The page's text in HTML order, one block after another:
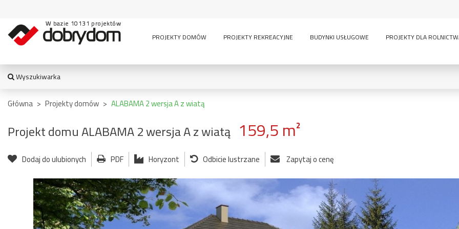
W bazie 10131 projektów
PROJEKTY DOMÓW
PROJEKTY REKREACYJNE BUDYNKI USŁUGOWE PROJEKTY DLA
Wyszukiwarka
WYSZUKIWARKA
TYPY BUDYNKU:
jednorodzinny
dwurodzinny
wielomieszkaniowy
letniskowy
pensjonaty,
zajazdy i inne
altana
garaż
garaż z częścią
mieszkalną
stajnia
bud.
gospodarczy
bud. socjalny
usługową
usługowe
wiata
garażowo-
magazynowe
inwentarskie
sauna wielokondygnacyjny
GARAŻE:
bez garażu
Główna > Projekty domów > ALABAMA 2 wersja A z wiatą
Projekt domu ALABAMA 2 wersja A z wiatą 159,5 m²
Dodaj do ulubionych PDF Horyzont Odbicie lustrzane Zapytaj o cenę